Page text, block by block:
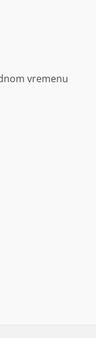
vremenu